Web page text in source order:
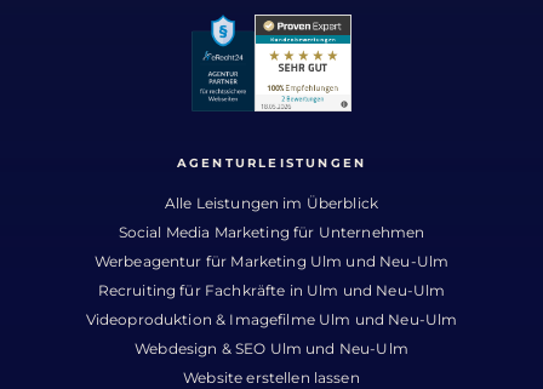
AGENTURLEISTUNGEN
Alle Leistungen im Überblick
Social Media Marketing für Unternehmen
Werbeagentur für Marketing Ulm und Neu-Ulm
Recruiting für Fachkräfte in Ulm und Neu-Ulm
Videoproduktion & Imagefilme Ulm und Neu-Ulm
Webdesign & SEO Ulm und Neu-Ulm
Website erstellen lassen